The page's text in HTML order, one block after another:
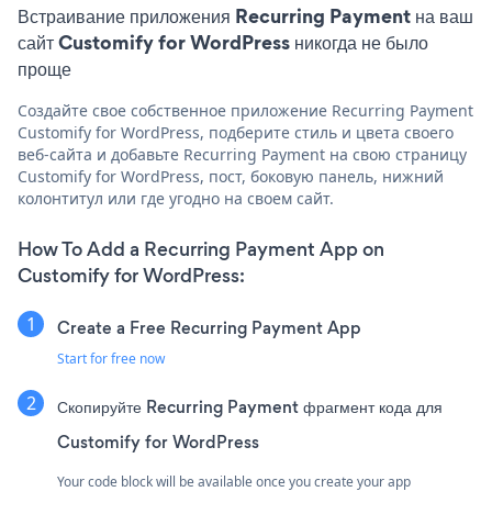
Встраивание приложения Recurring Payment на ваш
сайт Customify for WordPress никогда не было
проще
Создайте свое собственное приложение Recurring Payment
Customify for WordPress, подберите стиль и цвета своего
веб-сайта и добавьте Recurring Payment на свою страницу
Customify for WordPress, пост, боковую панель, нижний
колонтитул или где угодно на своем сайт.
How To Add a Recurring Payment App on
Customify for WordPress:
Create a Free Recurring Payment App
Start for free now
Скопируйте Recurring Payment фрагмент кода для
Customify for WordPress
Your code block will be available once you create your app